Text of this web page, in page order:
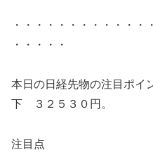
・・・・・・・・・・・・
・・・・・
本日の日経先物の注目ポ
下 ３２５３０円。
注目点